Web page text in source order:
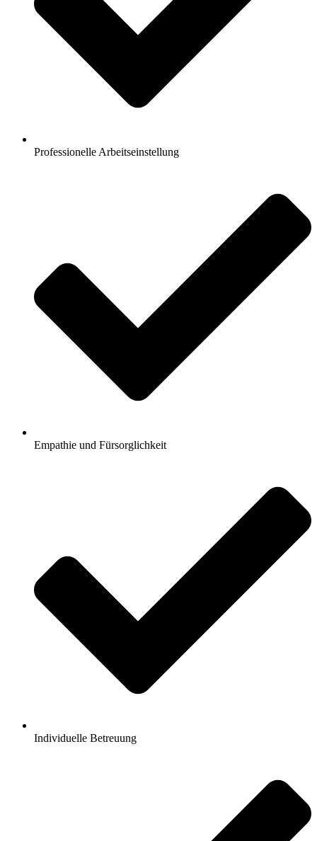
Professionelle Arbeitseinstellung
Empathie und Fürsorglichkeit
Individuelle Betreuung